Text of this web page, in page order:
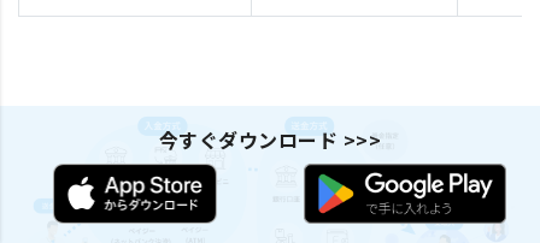
今すぐダウンロード >>>